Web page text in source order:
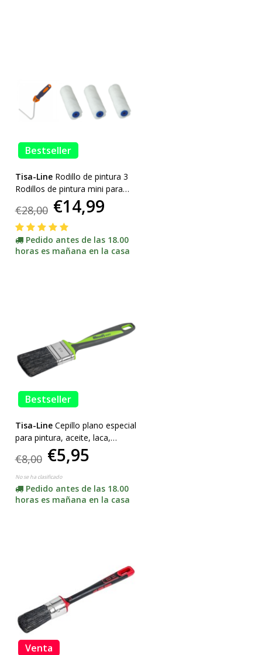
Bestseller
Tisa-Line Rodillo de pintura 3
Rodillos de pintura mini para
pintura y aceite, etc. soporte
incl. ¡ACCIÓN!
€28,00 €14,99
Pedido antes de las 18.00
horas es mañana en la casa
Bestseller
Tisa-Line Cepillo plano especial
para pintura, aceite, laca,
¡SUPERACCIÓN!
€8,00 €5,95
No se ha clasificado
Pedido antes de las 18.00
horas es mañana en la casa
Venta